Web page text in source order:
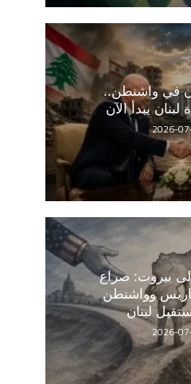
في واشنطن..
لبنان يبدأ الآن
2026-
بيروت: صراع
وواشنطن
لبنان
2026-